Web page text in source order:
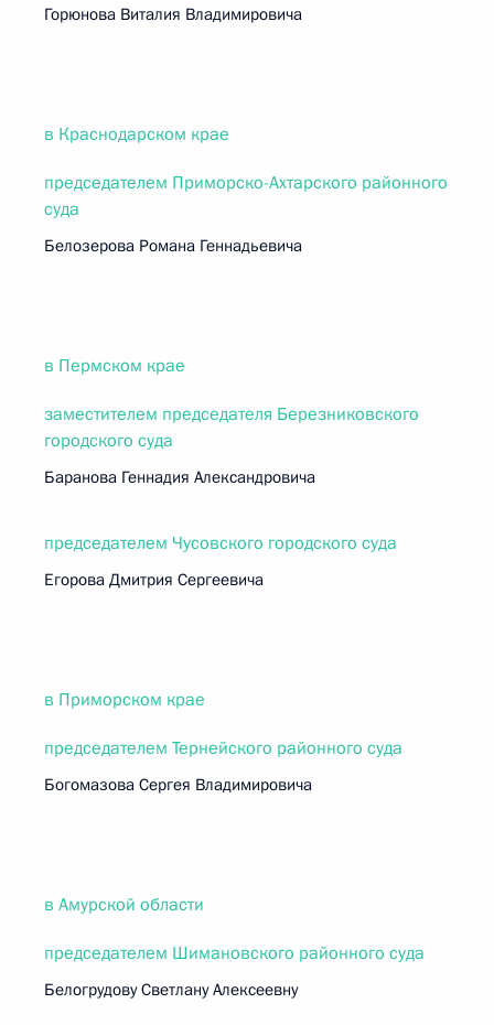
Горюнова Виталия Владимировича
в Краснодарском крае
председателем Приморско-Ахтарского районного
суда
Белозерова Романа Геннадьевича
в Пермском крае
заместителем председателя Березниковского
городского суда
Баранова Геннадия Александровича
председателем Чусовского городского суда
Егорова Дмитрия Сергеевича
в Приморском крае
председателем Тернейского районного суда
Богомазова Сергея Владимировича
в Амурской области
председателем Шимановского районного суда
Белогрудову Светлану Алексеевну